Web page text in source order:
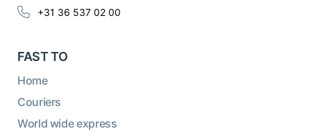
+31 36 537 02 00
FAST TO
Home
Couriers
World wide express